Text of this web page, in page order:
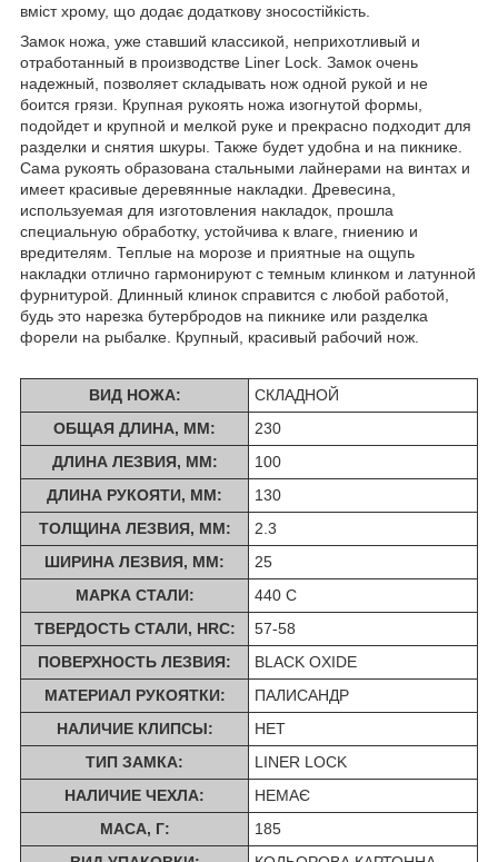
вміст хрому, що додає додаткову зносостійкість.
Замок ножа, уже ставший классикой, неприхотливый и
отработанный в производстве Liner Lock. Замок очень
надежный, позволяет складывать нож одной рукой и не
боится грязи. Крупная рукоять ножа изогнутой формы,
подойдет и крупной и мелкой руке и прекрасно подходит для
разделки и снятия шкуры. Также будет удобна и на пикнике.
Сама рукоять образована стальными лайнерами на винтах и
имеет красивые деревянные накладки. Древесина,
используемая для изготовления накладок, прошла
специальную обработку, устойчива к влаге, гниению и
вредителям. Теплые на морозе и приятные на ощупь
накладки отлично гармонируют с темным клинком и латунной
фурнитурой. Длинный клинок справится с любой работой,
будь это нарезка бутербродов на пикнике или разделка
форели на рыбалке. Крупный, красивый рабочий нож.
ВИД НОЖА:
СКЛАДНОЙ
ОБЩАЯ ДЛИНА, ММ:
230
ДЛИНА ЛЕЗВИЯ, ММ:
100
ДЛИНА РУКОЯТИ, ММ:
130
ТОЛЩИНА ЛЕЗВИЯ, ММ:
2.3
ШИРИНА ЛЕЗВИЯ, ММ:
25
МАРКА СТАЛИ:
440 C
ТВЕРДОСТЬ СТАЛИ, HRC:
57-58
ПОВЕРХНОСТЬ ЛЕЗВИЯ:
BLACK OXIDE
МАТЕРИАЛ РУКОЯТКИ:
ПАЛИСАНДР
НАЛИЧИЕ КЛИПСЫ:
НЕТ
ТИП ЗАМКА:
LINER LOCK
НАЛИЧИЕ ЧЕХЛА:
НЕМАЄ
МАСА, Г:
185